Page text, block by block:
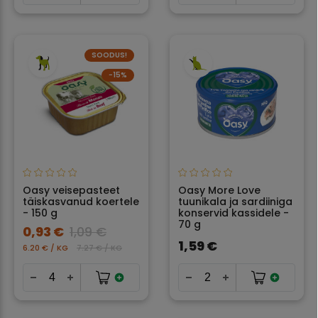
SOODUS!
−15%
Oasy veisepasteet
täiskasvanud koertele
- 150 g
0,93 € 1,09 €
6.20 € / KG 7.27 € / KG
Oasy More Love
tuunikala ja sardiiniga
konservid kassidele -
70 g
1,59 €